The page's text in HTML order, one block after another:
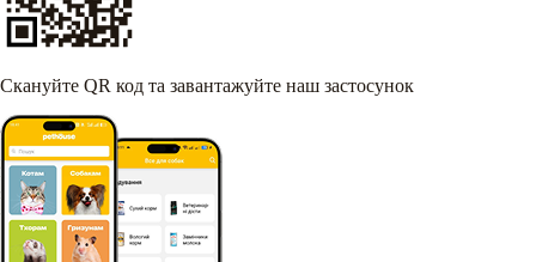
Скануйте QR код та завантажуйте наш застосунок